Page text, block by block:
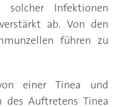
solcher Infektionen
ab. Von den
führen zu
einer Tinea und
des Auftretens Tinea